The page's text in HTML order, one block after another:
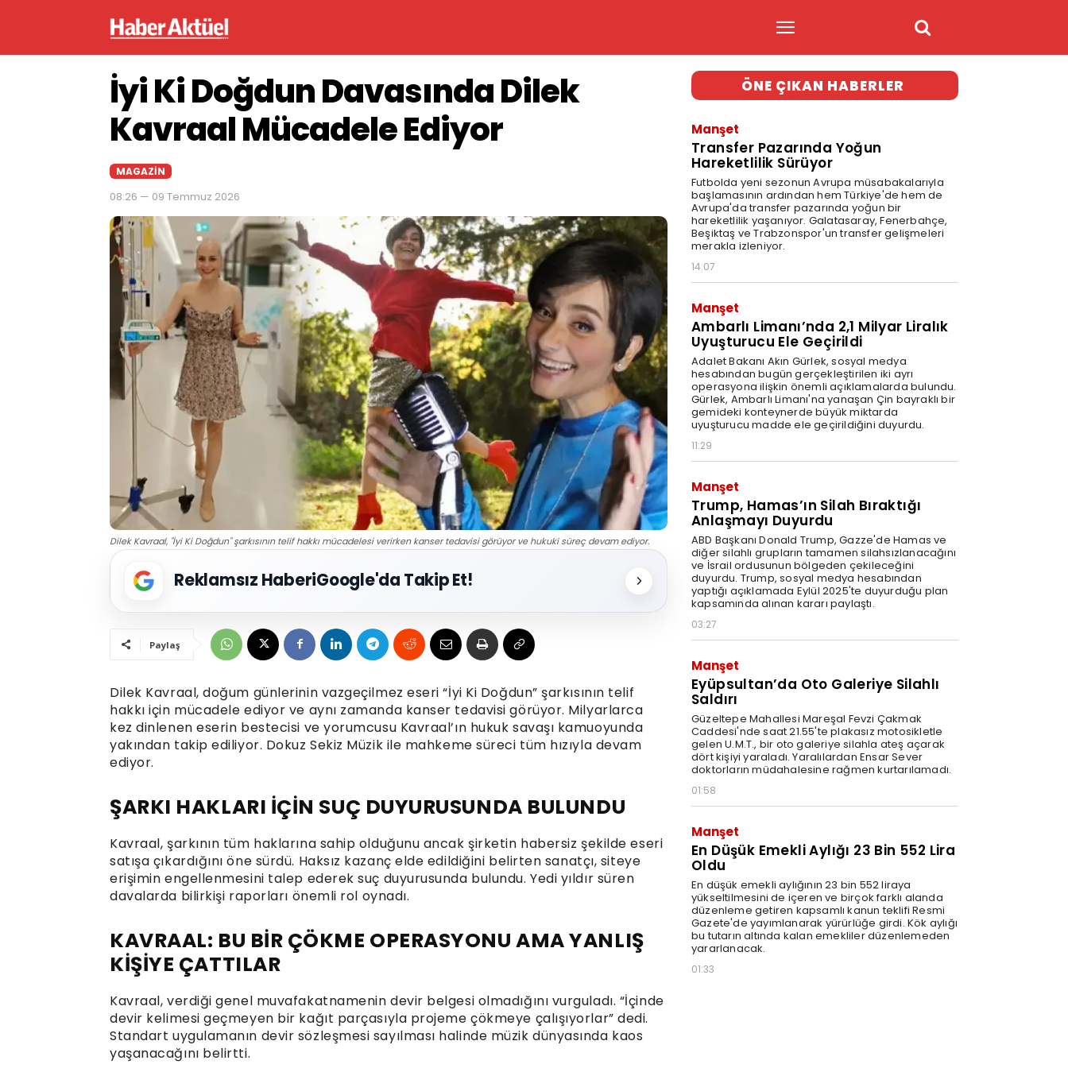
İyi Ki Doğdun Davasında Dilek
Kavraal Mücadele Ediyor
MAGAZIN
08:26 — 09 Temmuz 2026
Dilek Kavraal, "İyi Ki Doğdun" şarkısının telif hakkı mücadelesi verirken kanser tedavisi görüyor ve hukuki süreç devam ediyor.
Reklamsız HaberiGoogle'da Takip Et!
Paylaş
Dilek Kavraal, doğum günlerinin vazgeçilmez eseri “İyi Ki Doğdun” şarkısının telif
hakkı için mücadele ediyor ve aynı zamanda kanser tedavisi görüyor. Milyarlarca
kez dinlenen eserin bestecisi ve yorumcusu Kavraal’ın hukuk savaşı kamuoyunda
yakından takip ediliyor. Dokuz Sekiz Müzik ile mahkeme süreci tüm hızıyla devam
ediyor.
ŞARKI HAKLARI İÇİN SUÇ DUYURUSUNDA BULUNDU
Kavraal, şarkının tüm haklarına sahip olduğunu ancak şirketin habersiz şekilde eseri
satışa çıkardığını öne sürdü. Haksız kazanç elde edildiğini belirten sanatçı, siteye
erişimin engellenmesini talep ederek suç duyurusunda bulundu. Yedi yıldır süren
davalarda bilirkişi raporları önemli rol oynadı.
KAVRAAL: BU BİR ÇÖKME OPERASYONU AMA YANLIŞ
KİŞİYE ÇATTILAR
Kavraal, verdiği genel muvafakatnamenin devir belgesi olmadığını vurguladı. “İçinde
devir kelimesi geçmeyen bir kağıt parçasıyla projeme çökmeye çalışıyorlar” dedi.
Standart uygulamanın devir sözleşmesi sayılması halinde müzik dünyasında kaos
yaşanacağını belirtti.
ÖNE ÇIKAN HABERLER
Manşet
Transfer Pazarında Yoğun
Hareketlilik Sürüyor
Futbolda yeni sezonun Avrupa müsabakalarıyla
başlamasının ardından hem Türkiye'de hem de
Avrupa'da transfer pazarında yoğun bir
hareketlilik yaşanıyor. Galatasaray, Fenerbahçe,
Beşiktaş ve Trabzonspor'un transfer gelişmeleri
merakla izleniyor.
14:07
Manşet
Ambarlı Limanı’nda 2,1 Milyar Liralık
Uyuşturucu Ele Geçirildi
Adalet Bakanı Akın Gürlek, sosyal medya
hesabından bugün gerçekleştirilen iki ayrı
operasyona ilişkin önemli açıklamalarda bulundu.
Gürlek, Ambarlı Limanı'na yanaşan Çin bayraklı bir
gemideki konteynerde büyük miktarda
uyuşturucu madde ele geçirildiğini duyurdu.
11:29
Manşet
Trump, Hamas’ın Silah Bıraktığı
Anlaşmayı Duyurdu
ABD Başkanı Donald Trump, Gazze'de Hamas ve
diğer silahlı grupların tamamen silahsızlanacağını
ve İsrail ordusunun bölgeden çekileceğini
duyurdu. Trump, sosyal medya hesabından
yaptığı açıklamada Eylül 2025'te duyurduğu plan
kapsamında alınan kararı paylaştı.
03:27
Manşet
Eyüpsultan’da Oto Galeriye Silahlı
Saldırı
Güzeltepe Mahallesi Mareşal Fevzi Çakmak
Caddesi'nde saat 21.55'te plakasız motosikletle
gelen U.M.T., bir oto galeriye silahla ateş açarak
dört kişiyi yaraladı. Yaralılardan Ensar Sever
doktorların müdahalesine rağmen kurtarılamadı.
01:58
Manşet
En Düşük Emekli Aylığı 23 Bin 552 Lira
Oldu
En düşük emekli aylığının 23 bin 552 liraya
yükseltilmesini de içeren ve birçok farklı alanda
düzenleme getiren kapsamlı kanun teklifi Resmi
Gazete'de yayımlanarak yürürlüğe girdi. Kök aylığı
bu tutarın altında kalan emekliler düzenlemeden
yararlanacak.
01:33